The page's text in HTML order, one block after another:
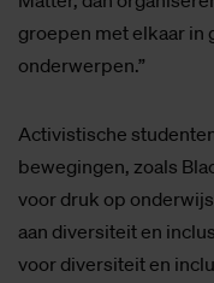
groepen met elkaar in
onderwerpen.”
Activistische
bewegingen, zoals
voor druk op
aan diversiteit en
voor diversiteit en